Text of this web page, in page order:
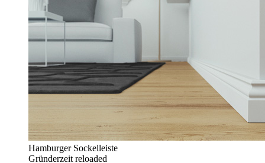
Hamburger Sockelleiste
Gründerzeit reloaded